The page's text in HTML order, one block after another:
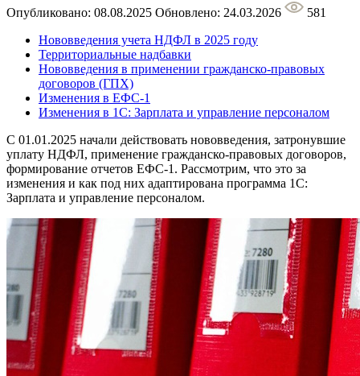
Опубликовано: 08.08.2025 Обновлено: 24.03.2026
581
Нововведения учета НДФЛ в 2025 году
Территориальные надбавки
Нововведения в применении гражданско-правовых
договоров (ГПХ)
Изменения в ЕФС-1
Изменения в 1С: Зарплата и управление персоналом
С 01.01.2025 начали действовать нововведения, затронувшие
уплату НДФЛ, применение гражданско-правовых договоров,
формирование отчетов ЕФС-1. Рассмотрим, что это за
изменения и как под них адаптирована программа 1С:
Зарплата и управление персоналом.